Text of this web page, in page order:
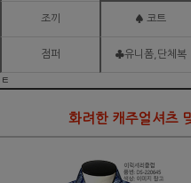
조끼 ♠ 코트
점퍼 ♣유니폼,단체복
ㅌ
화려한 캐주얼셔츠